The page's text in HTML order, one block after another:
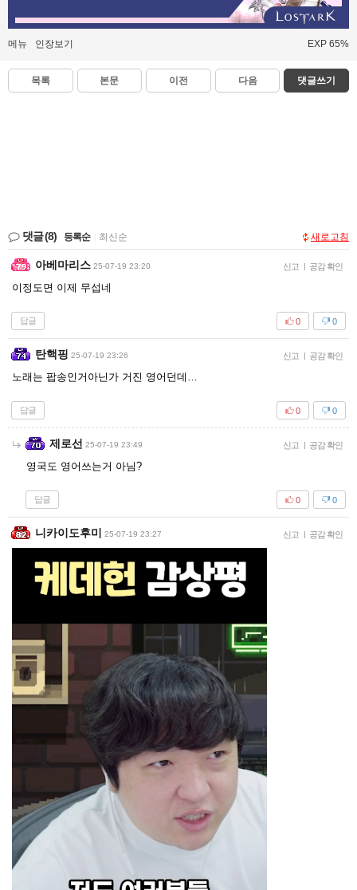
메뉴 인장보기 EXP 65%
목록 본문 이전 다음 댓글쓰기
댓글(8) 등록순 최신순 새로고침
아베마리스 25-07-19 23:20 신고 | 공감 확인
이정도면 이제 무섭네
답글 0
0
탄핵핑 25-07-19 23:26 신고 | 공감 확인
노래는 팝송인거아닌가 거진 영어던데…
답글 0
0
제로선 25-07-19 23:49 신고 | 공감 확인
영국도 영어쓰는거 아님?
답글 0
0
니카이도후미 25-07-19 23:27 신고 | 공감 확인